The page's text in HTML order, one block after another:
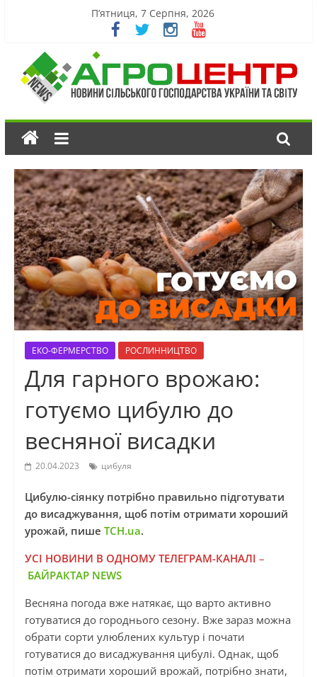
П’ятниця, 7 Серпня, 2026
ЕКО-ФЕРМЕРСТВО РОСЛИННИЦТВО
Для гарного врожаю:
готуємо цибулю до
весняної висадки
20.04.2023 цибуля
Цибулю-сіянку потрібно правильно підготувати
до висаджування, щоб потім отримати хороший
урожай, пише ТСН.ua.
УСІ НОВИНИ В ОДНОМУ ТЕЛЕГРАМ-КАНАЛІ –
БАЙРАКТАР NEWS
Весняна погода вже натякає, що варто активно
готуватися до городнього сезону. Вже зараз можна
обрати сорти улюблених культур і почати
готуватися до висаджування цибулі. Однак, щоб
потім отримати хороший врожай, потрібно знати,